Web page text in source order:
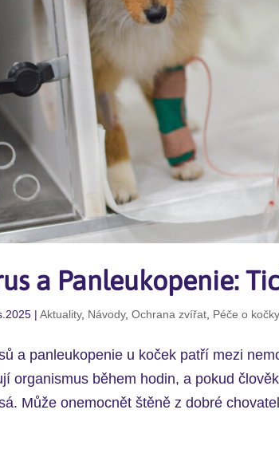
a Panleukopenie:
|Aktuality, Návody,Ochrana zvířat Péče o kočky
a panleukopenie u koček patří mezi
organismus během hodin, a pokud
Může onemocnět štěně z dobré